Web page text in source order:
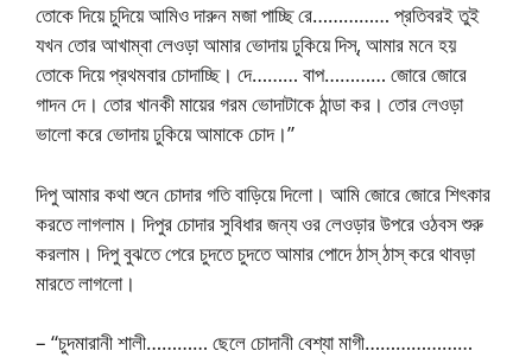
তোকে দিয়ে চুদিয়ে আমিও দারুন মজা পাচ্ছি রে…………… প্রতিবরই তুই
যখন তোর আখাম্বা লেওড়া আমার ভোদায় ঢুকিয়ে দিস্‌, আমার মনে হয়
তোকে দিয়ে প্রথমবার চোদাচ্ছি। দে……… বাপ………… জোরে জোরে
গাদন দে। তোর খানকী মায়ের গরম ভোদাটাকে ঠান্ডা কর। তোর লেওড়া
ভালো করে ভোদায় ঢুকিয়ে আমাকে চোদ।”
দিপু আমার কথা শুনে চোদার গতি বাড়িয়ে দিলো। আমি জোরে জোরে শিৎকার
করতে লাগলাম। দিপুর চোদার সুবিধার জন্য ওর লেওড়ার উপরে ওঠবস শুরু
করলাম। দিপু বুঝতে পেরে চুদতে চুদতে আমার পোদে ঠাস্‌ ঠাস্‌ করে থাবড়া
মারতে লাগলো।
– “চুদমারানী শালী………… ছেলে চোদানী বেশ্যা মাগী…………………